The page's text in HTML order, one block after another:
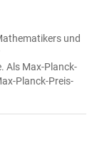
und
Als Max-Planck-
Planck-Preis-